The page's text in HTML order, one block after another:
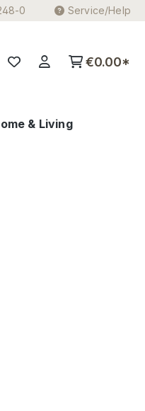
0 Service/Help
€0.00*
& Living